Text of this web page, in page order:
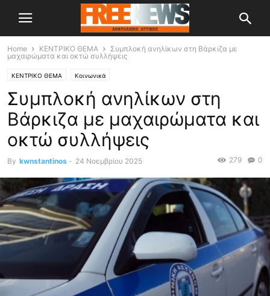
Home ΚΕΝΤΡΙΚΟ ΘΕΜΑ
Συμπλοκή ανηλίκων στη Βάρκιζα με
μαχαιρώματα και οκτώ συλλήψεις
ΚΕΝΤΡΙΚΟ ΘΕΜΑ Κοινωνικά
Συμπλοκή ανηλίκων στη
Βάρκιζα με μαχαιρώματα και
οκτώ συλλήψεις
By kwnstantinos - 24 Νοεμβρίου 2025 0
279